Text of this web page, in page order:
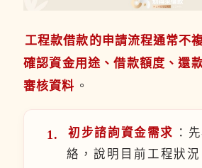
工程款借款的申請流程通常不
確認資金用途、借款額度、還
審核資料 。
初步諮詢資金需求 ：
絡，說明目前工程狀況